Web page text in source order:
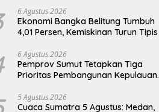
6 Agustus 2026
Ekonomi Bangka Belitung Tumbuh
4,01 Persen, Kemiskinan Turun Tipis
6 Agustus 2026
Pemprov Sumut Tetapkan Tiga
Prioritas Pembangunan Kepulauan
5 Agustus 2026
Cuaca Sumatra 5 Agustus: Medan,